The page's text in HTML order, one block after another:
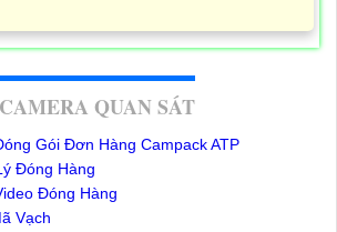
QUAN SÁT
Gói Đơn Hàng Campack ATP
Đóng Hàng
Đóng Hàng
Vạch